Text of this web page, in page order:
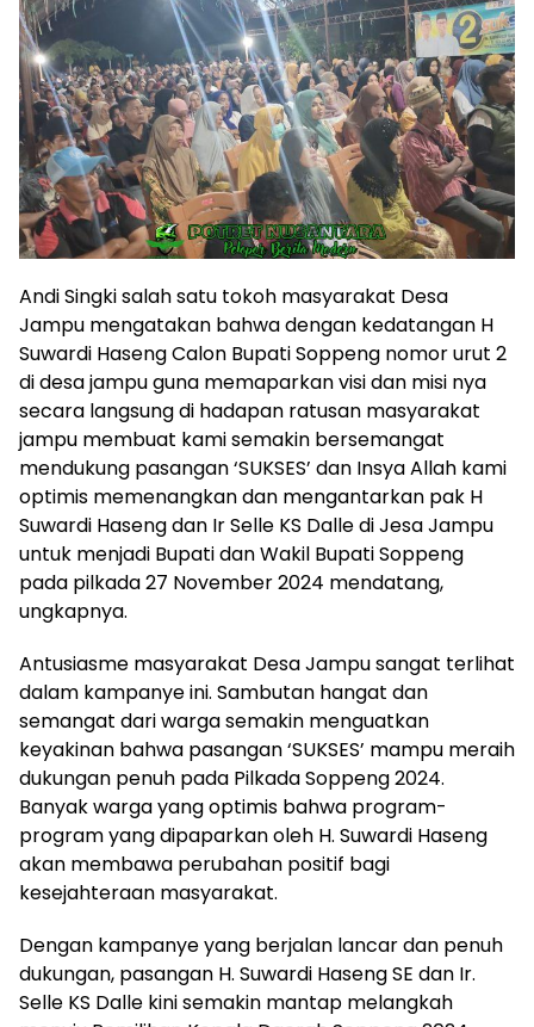
Andi Singki salah satu tokoh masyarakat Desa
Jampu mengatakan bahwa dengan kedatangan H
Suwardi Haseng Calon Bupati Soppeng nomor urut 2
di desa jampu guna memaparkan visi dan misi nya
secara langsung di hadapan ratusan masyarakat
jampu membuat kami semakin bersemangat
mendukung pasangan ‘SUKSES’ dan Insya Allah kami
optimis memenangkan dan mengantarkan pak H
Suwardi Haseng dan Ir Selle KS Dalle di Jesa Jampu
untuk menjadi Bupati dan Wakil Bupati Soppeng
pada pilkada 27 November 2024 mendatang,
ungkapnya.
Antusiasme masyarakat Desa Jampu sangat terlihat
dalam kampanye ini. Sambutan hangat dan
semangat dari warga semakin menguatkan
keyakinan bahwa pasangan ‘SUKSES’ mampu meraih
dukungan penuh pada Pilkada Soppeng 2024.
Banyak warga yang optimis bahwa program-
program yang dipaparkan oleh H. Suwardi Haseng
akan membawa perubahan positif bagi
kesejahteraan masyarakat.
Dengan kampanye yang berjalan lancar dan penuh
dukungan, pasangan H. Suwardi Haseng SE dan Ir.
Selle KS Dalle kini semakin mantap melangkah